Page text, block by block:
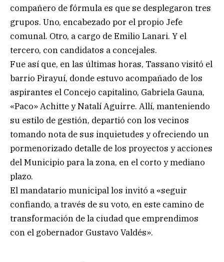
compañero de fórmula es que se desplegaron tres
grupos. Uno, encabezado por el propio Jefe
comunal. Otro, a cargo de Emilio Lanari. Y el
tercero, con candidatos a concejales.
Fue así que, en las últimas horas, Tassano visitó el
barrio Pirayuí, donde estuvo acompañado de los
aspirantes el Concejo capitalino, Gabriela Gauna,
«Paco» Achitte y Natalí Aguirre. Allí, manteniendo
su estilo de gestión, departió con los vecinos
tomando nota de sus inquietudes y ofreciendo un
pormenorizado detalle de los proyectos y acciones
del Municipio para la zona, en el corto y mediano
plazo.
El mandatario municipal los invitó a «seguir
confiando, a través de su voto, en este camino de
transformación de la ciudad que emprendimos
con el gobernador Gustavo Valdés».